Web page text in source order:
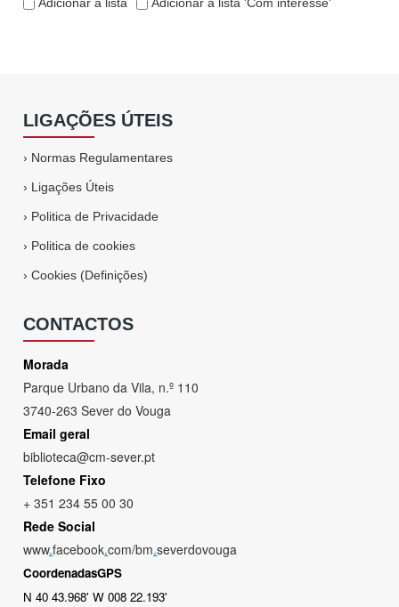
LIGAÇÕES ÚTEIS
› Normas Regulamentares
› Ligações Úteis
› Politica de Privacidade
› Politica de cookies
›Cookies (Definições)
CONTACTOS
Morada
Parque Urbano da Vila, n.º 110
3740-263 Sever do Vouga
Email geral
biblioteca@cm-sever.pt
Telefone Fixo
+ 351 234 55 00 30
Rede Social
www.facebook.com/bm.severdovouga
CoordenadasGPS
N 40 43.968' W 008 22.193'